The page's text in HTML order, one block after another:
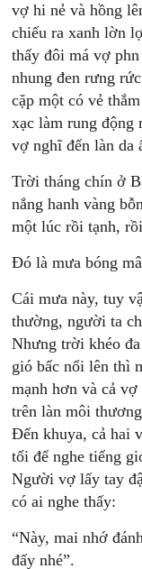
vợ hi nẻ và hồng
chiếu ra xanh lờn
thấy đôi má vợ
nhung đen rưng
cặp một có vẻ
xạc làm rung động
vợ nghĩ đến làn da
Trời tháng chín ở
nắng hanh vàng
một lúc rồi tạnh,
Đó là mưa bóng
Cái mưa này, tuy
thường, người ta
Nhưng trời khéo
gió bấc nổi lên thì
mạnh hơn và cả
trên làn môi
Đến khuya, cả hai
tối để nghe tiếng
Người vợ lấy tay
có ai nghe thấy:
“Này, mai nhớ
đấy nhé”.